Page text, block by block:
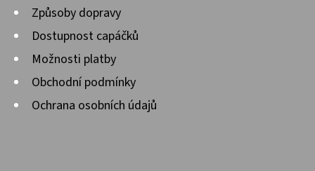
Způsoby dopravy
Dostupnost capáčků
Možnosti platby
Obchodní podmínky
Ochrana osobních údajů